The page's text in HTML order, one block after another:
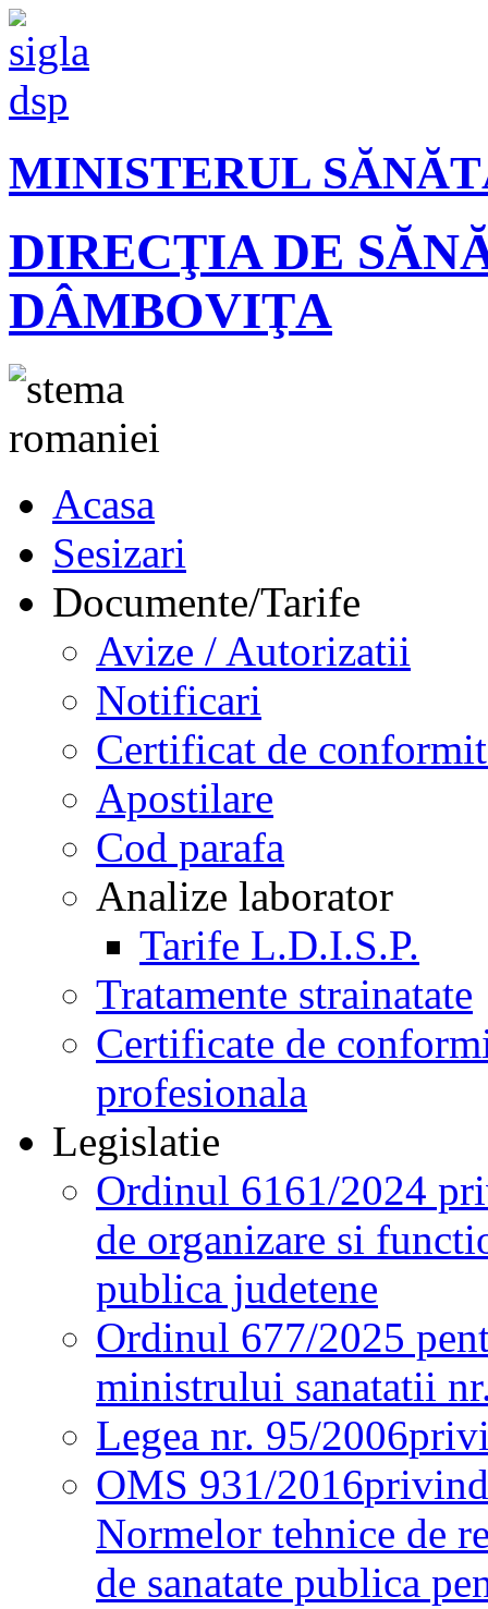
MINISTERUL
DIRECŢIA DE
DÂMBOVIŢA
Acasa
Sesizari
Documente/Tarife
Avize / Autorizatii
Notificari
Certificat de
Apostilare
Cod parafa
Analize laborator
Tarife L.D.I.S.P.
Tratamente strainatate
Certificate de
profesionala
Legislatie
Ordinul 6161/2024
de organizare si
publica judetene
Ordinul 677/2025
ministrului sanatatii
Legea nr. 95/2006
OMS 931/2016
Normelor tehnice de
de sanatate publica